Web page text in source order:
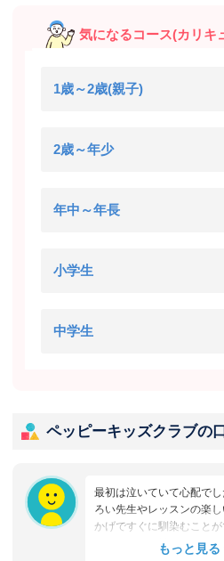
気になるコース(カリキ
1歳～2歳(親子)
2歳～年少
年中～年長
小学生
中学生
ペッピーキッズクラブの
最初は泣いていて心配で
ろい先生やレッスンの楽
かげですぐに馴染むことが
たまにママと離れるときに